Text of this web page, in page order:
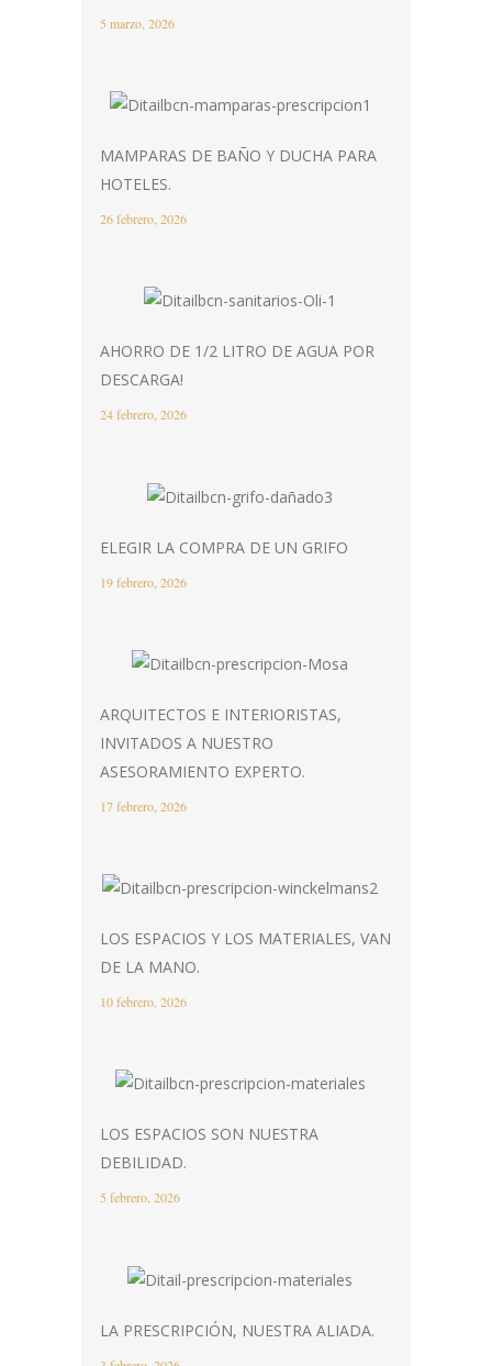
5 marzo, 2026
MAMPARAS DE BAÑO Y DUCHA PARA
HOTELES.
26 febrero, 2026
AHORRO DE 1/2 LITRO DE AGUA POR
DESCARGA!
24 febrero, 2026
ELEGIR LA COMPRA DE UN GRIFO
19 febrero, 2026
ARQUITECTOS E INTERIORISTAS,
INVITADOS A NUESTRO
ASESORAMIENTO EXPERTO.
17 febrero, 2026
LOS ESPACIOS Y LOS MATERIALES, VAN
DE LA MANO.
10 febrero, 2026
LOS ESPACIOS SON NUESTRA
DEBILIDAD.
5 febrero, 2026
LA PRESCRIPCIÓN, NUESTRA ALIADA.